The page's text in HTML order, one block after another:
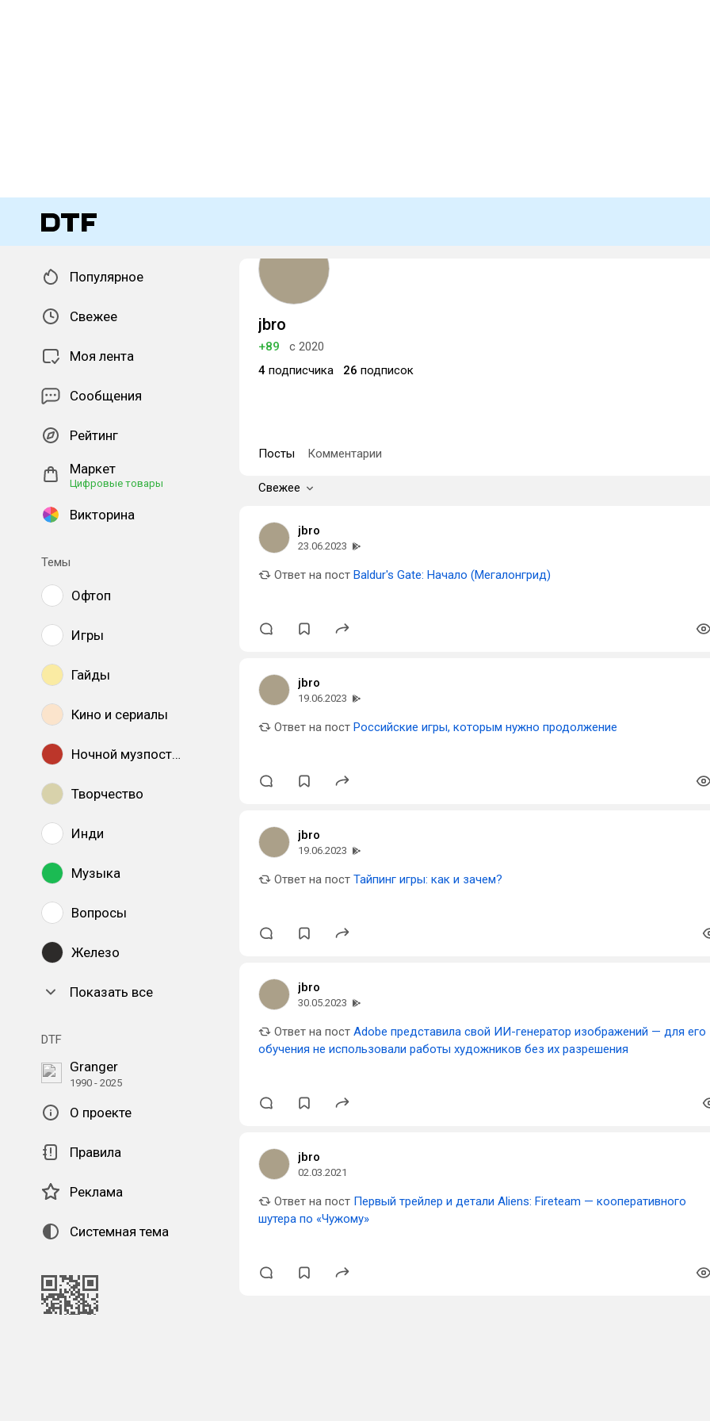
Популярное
Свежее
Моя лента
Сообщения
Рейтинг
Маркет
Цифровые товары
Викторина
Темы
Офтоп
Игры
Гайды
Кино и сериалы
Ночной музпостинг
Творчество
Инди
Музыка
Вопросы
Железо
Показать все
DTF
Granger
1990 - 2025
О проекте
Правила
Реклама
Системная тема
jbro
+89
с 2020
4 подписчика 26 подписок
Посты Комментарии
Свежее
jbro
23.06.2023
Ответ на пост Baldur's Gate: Начало (Мегалонгрид)
jbro
19.06.2023
Ответ на пост Российские игры, которым нужно продолжение
jbro
19.06.2023
Ответ на пост Тайпинг игры: как и зачем?
jbro
30.05.2023
Ответ на пост Adobe представила свой ИИ-генератор изображений — для его
обучения не использовали работы художников без их разрешения
jbro
02.03.2021
Ответ на пост Первый трейлер и детали Aliens: Fireteam — кооперативного
шутера по «Чужому»